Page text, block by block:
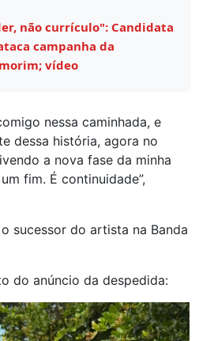
não currículo": Candidata
campanha da
vídeo
nessa caminhada, e
dessa história, agora no
a nova fase da minha
fim. É continuidade”,
sucessor do artista na Banda
do anúncio da despedida: